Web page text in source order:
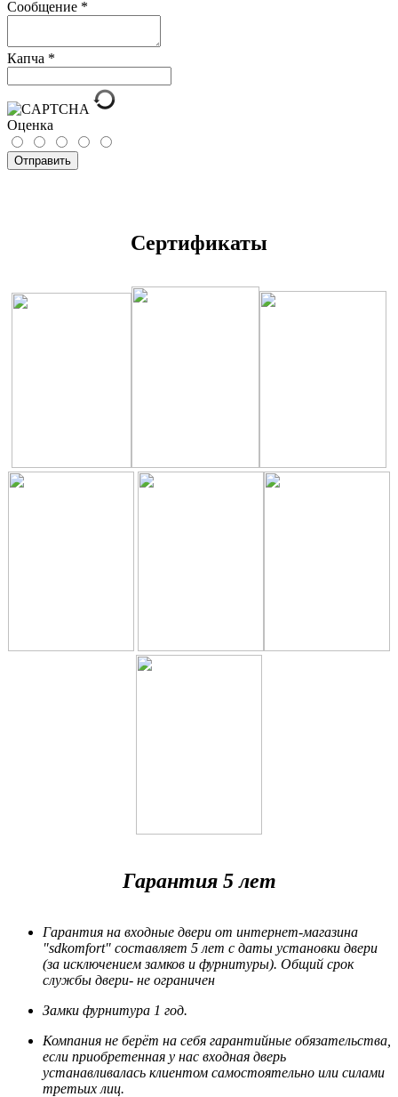
Сообщение *
Капча *
Оценка
Отправить
Сертификаты
Гарантия 5 лет
Гарантия на входные двери от интернет-магазина
"sdkomfort" составляет 5 лет с даты установки двери
(за исключением замков и фурнитуры). Общий срок
службы двери- не ограничен
Замки фурнитура 1 год.
Компания не берёт на себя гарантийные обязательства,
если приобретенная у нас входная дверь
устанавливалась клиентом самостоятельно или силами
третьих лиц.